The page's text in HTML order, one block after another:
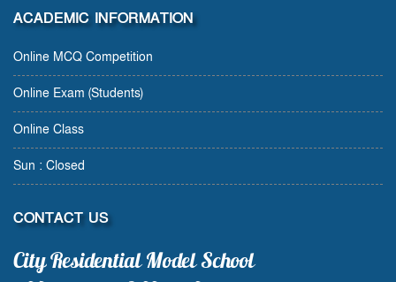
ACADEMIC INFORMATION
Online MCQ Competition
Online Exam (Students)
Online Class
Sun : Closed
CONTACT US
City Residential Model School